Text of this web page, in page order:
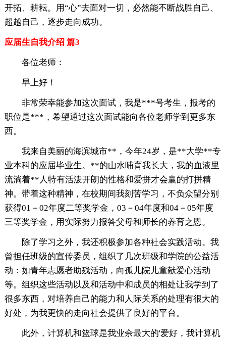
开拓、耕耘。用“心”去面对一切，必然能不断战胜自己、
超越自己，逐步走向成功。
应届生自我介绍 篇3
各位老师：
早上好！
非常荣幸能参加这次面试，我是***号考生，报考的
职位是***，希望通过这次面试能向各位老师学到更多东
西。
我来自美丽的海滨城市**，今年24岁，是**大学**专
业本科的应届毕业生。**的山水哺育我长大，我的血液里
流淌着**人特有活泼开朗的性格和爱拼才会赢的打拼精
神。带着这种精神，在校期间我刻苦学习，不负众望分别
获得01－02年度二等奖学金，03－04年度和04－05年度
三等奖学金，用实际努力报答父母和师长的养育之恩。
除了学习之外，我还积极参加各种社会实践活动。我
曾担任班级的宣传委员，组织了几次班级和学院的公益活
动：如青年志愿者助残活动，向孤儿院儿童献爱心活动
等。组织这些活动以及和活动中和成员的相处让我学到了
很多东西，对培养自己的能力和人际关系的处理有很大的
好处，为我更快的走向社会提供了良好的平台。
此外，计算机和篮球是我业余最大的'爱好，我计算机